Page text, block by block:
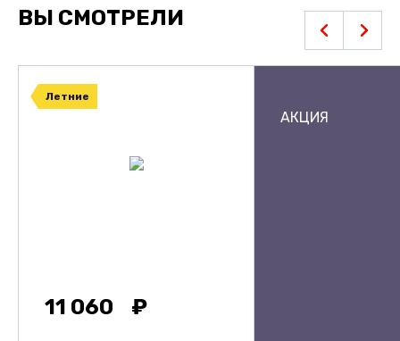
ВЫ СМОТРЕЛИ
Летние
11 060
АКЦИЯ